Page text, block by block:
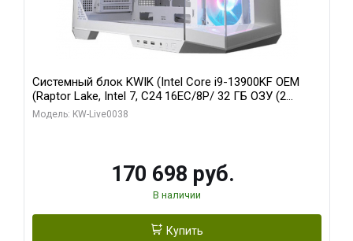
Системный блок KWIK (Intel Core i9-13900KF OEM
(Raptor Lake, Intel 7, C24 16EC/8P/ 32 ГБ ОЗУ (2
модуля)/ Gigabyte RX9070XT GAMING OC 16GB GDDR6
Модель: KW-Live0038
170 698 руб.
В наличии
Купить